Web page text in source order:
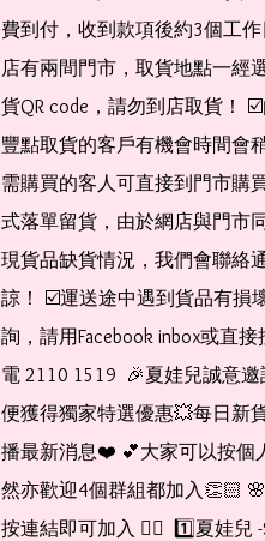
費到付，收到款項後約3個工
店有兩間門市，取貨地點一經
貨QR code，請勿到店取貨！
豐點取貨的客戶有機會時間會
需購買的客人可直接到門市購
式落單留貨，由於網店與門市
現貨品缺貨情況，我們會聯絡
諒！ ☑️運送途中遇到貨品有損
詢，請用Facebook inbox或直
電 2110 1519  🎉夏娃兒誠意
便獲得獨家特選優惠💥每日新
播最新消息❤️ 💕大家可以按個
然亦歡迎4個群組都加入👏🏻
按連結即可加入 👇🏻  1️⃣夏娃兒